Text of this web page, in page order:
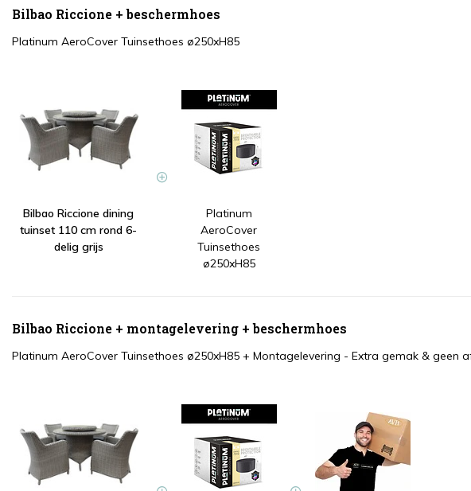
Bilbao Riccione + beschermhoes
Platinum AeroCover Tuinsethoes ø250xH85
Bilbao Riccione dining
tuinset 110 cm rond 6-
delig grijs
Platinum
AeroCover
Tuinsethoes
ø250xH85
Bilbao Riccione + montagelevering + beschermhoes
Platinum AeroCover Tuinsethoes ø250xH85 + Montagelevering - Extra gemak & geen